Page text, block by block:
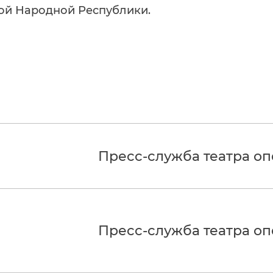
Народной Республики.
Пресс-служба театра
Пресс-служба театра